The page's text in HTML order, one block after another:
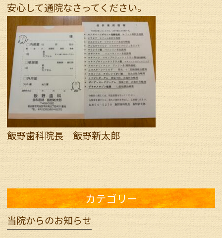
安心して通院なさってください。
飯野歯科院長 飯野新太郎
カテゴリー
当院からのお知らせ